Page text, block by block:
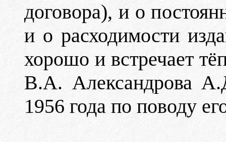
договора), и о
и о расходимости
хорошо и встречает
В.А. Александрова
1956 года по поводу